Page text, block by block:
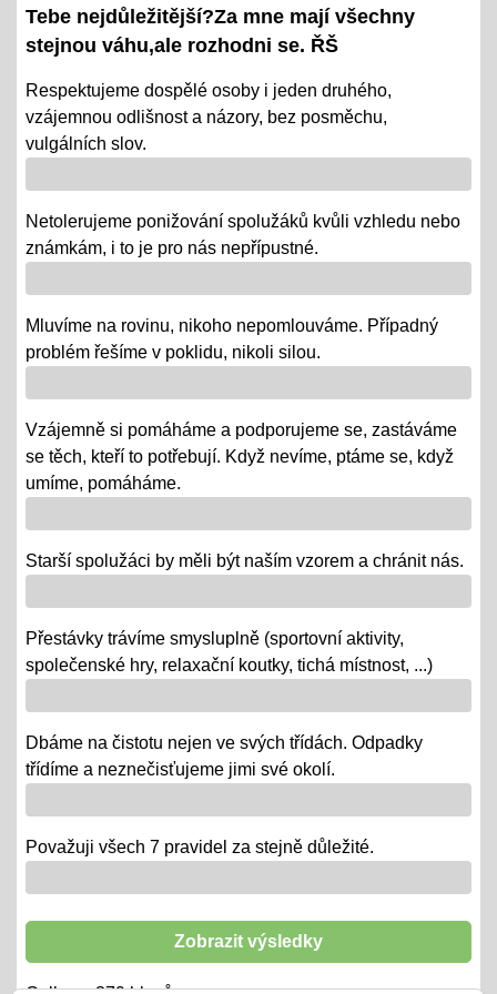
08.01.2024
- tradiční KP a TP od 8. 1. do 22. 1.
- termíny oznámeny na KOMENS
- DRŽÍME PĚSTI
Vánoce - tradiční projektová výuka
01.12.2018
- po celý ADVENT využijeme projektovou výuku v
letos bez JARMARKU, ale s vrstevnickou výukou ve
VV = "MALÍ UČÍ VELKÉ"
08.10.2018
- vědomostní a výtvarné soutěže
- školní rozhlasové vysílání
Výlety tříd, exkurze
12.06.2018
- od 18. 6. se "chystají" třídy za novými poznatky a
"Maturity" - IX.
06.06.2018
- 6. a 7. 6. = volná témata v prezentacích a "ústní" /
volba otázky - závěrečné zkoušky IX.
"Duhová akademie"
-tradiční představení třídních kolektivů ZŠ i MŠ
Tebe nejdůležitější?Za mne mají všechny
stejnou váhu,ale rozhodni se. ŘŠ
Respektujeme dospělé osoby i jeden druhého,
vzájemnou odlišnost a názory, bez posměchu,
vulgálních slov.
Netolerujeme ponižování spolužáků kvůli vzhledu nebo
známkám, i to je pro nás nepřípustné.
Mluvíme na rovinu, nikoho nepomlouváme. Případný
problém řešíme v poklidu, nikoli silou.
Vzájemně si pomáháme a podporujeme se, zastáváme
se těch, kteří to potřebují. Když nevíme, ptáme se, když
umíme, pomáháme.
Starší spolužáci by měli být naším vzorem a chránit nás.
Přestávky trávíme smysluplně (sportovní aktivity,
společenské hry, relaxační koutky, tichá místnost, ...)
Dbáme na čistotu nejen ve svých třídách. Odpadky
třídíme a neznečisťujeme jimi své okolí.
Považuji všech 7 pravidel za stejně důležité.
Zobrazit výsledky